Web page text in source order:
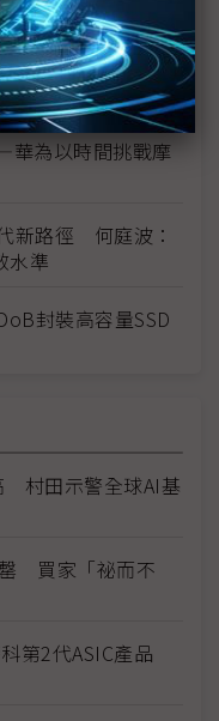
定DoB封裝、AI
華為以時間挑戰摩
新路徑 何庭波：
水準
封裝高容量SSD
村田示警全球AI基
買家「祕而不
第2代ASIC產品